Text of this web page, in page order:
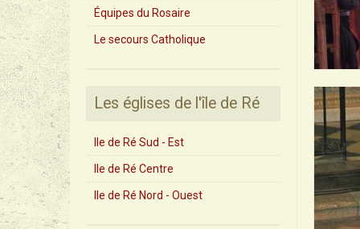
Équipes du Rosaire
Le secours Catholique
Les églises de l'île de Ré
Ile de Ré Sud - Est
Ile de Ré Centre
Ile de Ré Nord - Ouest